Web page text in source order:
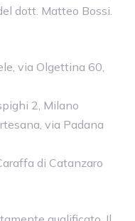
dott. Matteo Bossi.
via Olgettina 60,
2, Milano
via Padana
di Catanzaro